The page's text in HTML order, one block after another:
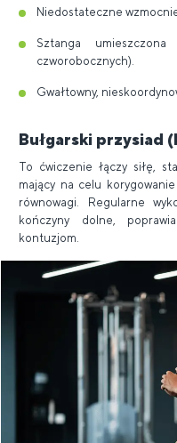
Niedostateczne
Sztanga
czworobocznych).
Gwałtowny,
Bułgarski przysiad
To ćwiczenie łączy siłę,
mający na celu
równowagi. Regularne
kończyny dolne,
kontuzjom.